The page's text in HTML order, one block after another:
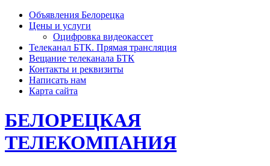
Объявления Белорецка
Цены и услуги
Оцифровка видеокассет
Телеканал БТК. Прямая трансляция
Вещание телеканала БТК
Контакты и реквизиты
Написать нам
Карта сайта
БЕЛОРЕЦКАЯ
ТЕЛЕКОМПАНИЯ